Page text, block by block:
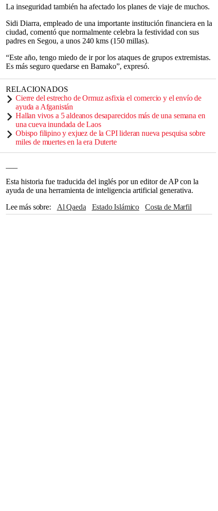
La inseguridad también ha afectado los planes de viaje de muchos.
Sidi Diarra, empleado de una importante institución financiera en la
ciudad, comentó que normalmente celebra la festividad con sus
padres en Segou, a unos 240 kms (150 millas).
“Este año, tengo miedo de ir por los ataques de grupos extremistas.
Es más seguro quedarse en Bamako”, expresó.
RELACIONADOS
Cierre del estrecho de Ormuz asfixia el comercio y el envío de
ayuda a Afganistán
Hallan vivos a 5 aldeanos desaparecidos más de una semana en
una cueva inundada de Laos
Obispo filipino y exjuez de la CPI lideran nueva pesquisa sobre
miles de muertes en la era Duterte
Esta historia fue traducida del inglés por un editor de AP con la
ayuda de una herramienta de inteligencia artificial generativa.
Lee más sobre
Al Qaeda Estado Islámico
Costa de Marfil